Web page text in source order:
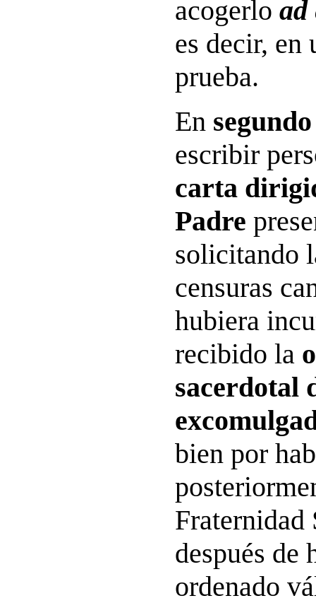
acogerlo ad
es decir, en
prueba.
En segundo
escribir
carta
Padre
solicitando
censuras
hubiera
recibido la
sacerdotal
bien por
Fraternidad
después de
ordenado